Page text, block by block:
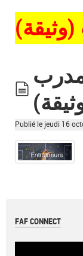
document
Publié le jeudi 16
FAF CONNECT